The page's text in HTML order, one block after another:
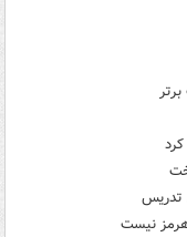
تدریس
نیست